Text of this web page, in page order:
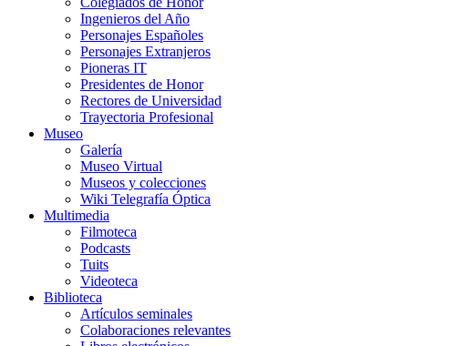
Ingenieros del Año
Personajes Españoles
Personajes Extranjeros
Pioneras IT
Presidentes de Honor
Rectores de Universidad
Trayectoria Profesional
Museo
Galería
Museo Virtual
Museos y colecciones
Wiki Telegrafía Óptica
Multimedia
Filmoteca
Podcasts
Tuits
Videoteca
Biblioteca
Artículos seminales
Colaboraciones relevantes